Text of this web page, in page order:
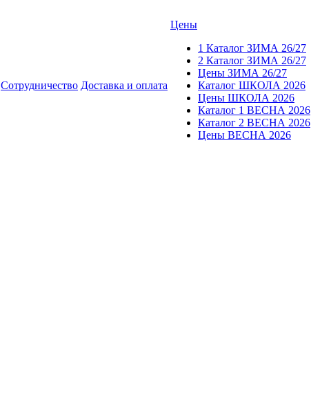
Сотрудничество Доставка и оплата
Цены
1 Каталог ЗИМА 26/27
2 Каталог ЗИМА 26/27
Цены ЗИМА 26/27
Каталог ШКОЛА 2026
Цены ШКОЛА 2026
Каталог 1 ВЕСНА 2026
Каталог 2 ВЕСНА 2026
Цены ВЕСНА 2026